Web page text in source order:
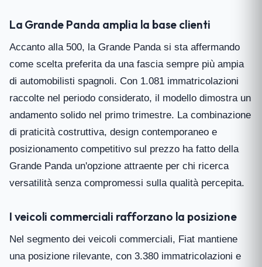
La Grande Panda amplia la base clienti
Accanto alla 500, la Grande Panda si sta affermando
come scelta preferita da una fascia sempre più ampia
di automobilisti spagnoli. Con 1.081 immatricolazioni
raccolte nel periodo considerato, il modello dimostra un
andamento solido nel primo trimestre. La combinazione
di praticità costruttiva, design contemporaneo e
posizionamento competitivo sul prezzo ha fatto della
Grande Panda un'opzione attraente per chi ricerca
versatilità senza compromessi sulla qualità percepita.
I veicoli commerciali rafforzano la posizione
Nel segmento dei veicoli commerciali, Fiat mantiene
una posizione rilevante, con 3.380 immatricolazioni e